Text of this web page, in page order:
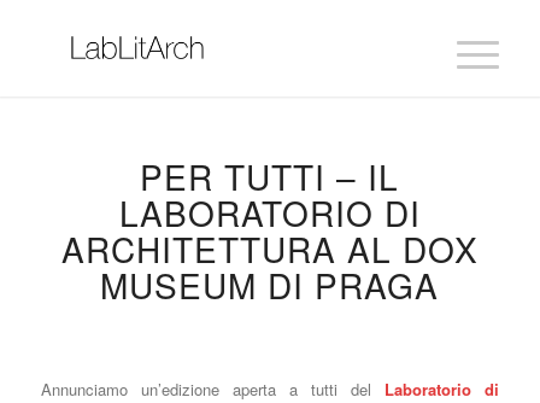
PER TUTTI – IL
LABORATORIO DI
ARCHITETTURA AL DOX
MUSEUM DI PRAGA
Annunciamo un’edizione aperta a tutti del Laboratorio di